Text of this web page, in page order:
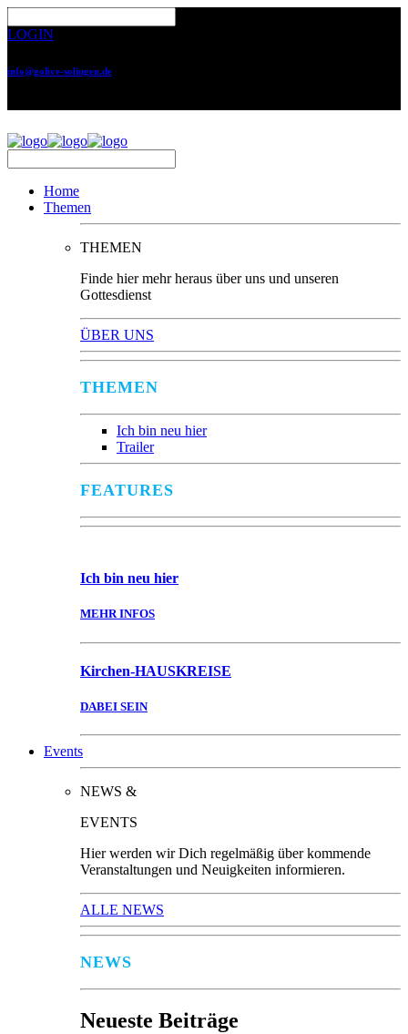
LOGIN
info@golive-solingen.de
Home
Themen
THEMEN
Finde hier mehr heraus über uns und unseren
Gottesdienst
ÜBER UNS
THEMEN
Ich bin neu hier
Trailer
FEATURES
Ich bin neu hier
MEHR INFOS
Kirchen-HAUSKREISE
DABEI SEIN
Events
NEWS &
EVENTS
Hier werden wir Dich regelmäßig über kommende
Veranstaltungen und Neuigkeiten informieren.
ALLE NEWS
NEWS
Neueste Beiträge